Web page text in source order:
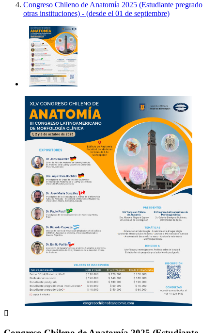
Congreso Chileno de Anatomía 2025 (Estudiante pregrado
otras instituciones) - (desde el 01 de septiembre)
